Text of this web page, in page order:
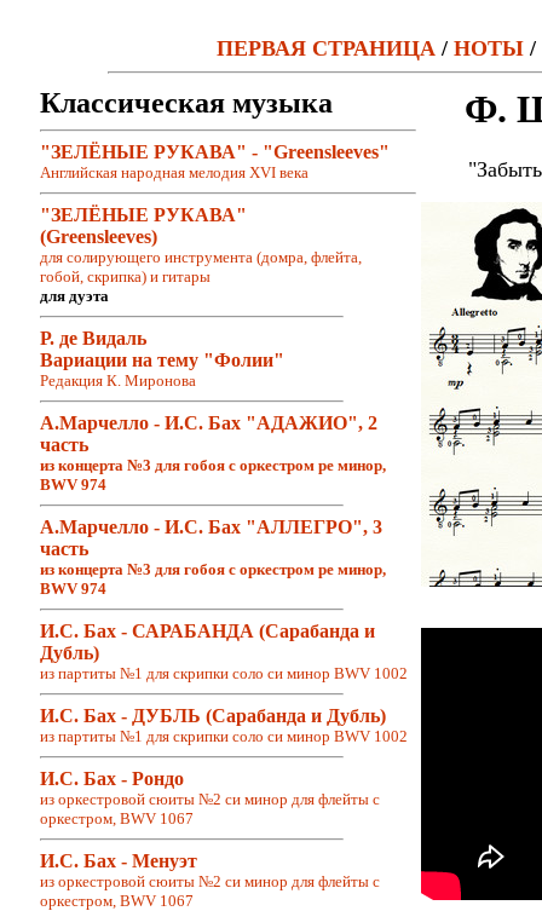
ПЕРВАЯ СТРАНИЦА/ НОТЫ/
Классическая музыка
"ЗЕЛЁНЫЕ РУКАВА" - "Greensleeves"
Английская народная мелодия XVI века
"ЗЕЛЁНЫЕ РУКАВА"
(Greensleeves)
для солирующего инструмента (домра, флейта,
гобой, скрипка) и гитары
для дуэта
Р. де Видаль
Вариации на тему "Фолии"
Редакция К. Миронова
А.Марчелло - И.С. Бах "АДАЖИО", 2
часть
из концерта №3 для гобоя с оркестром ре минор,
BWV 974
А.Марчелло - И.С. Бах "АЛЛЕГРО", 3
часть
из концерта №3 для гобоя с оркестром ре минор,
BWV 974
И.С. Бах - САРАБАНДА (Сарабанда и
Дубль)
из партиты №1 для скрипки соло си минор BWV 1002
И.С. Бах - ДУБЛЬ (Сарабанда и Дубль)
из партиты №1 для скрипки соло си минор BWV 1002
И.С. Бах - Рондо
из оркестровой сюиты №2 си минор для флейты с
оркестром, BWV 1067
И.С. Бах - Менуэт
из оркестровой сюиты №2 си минор для флейты с
оркестром, BWV 1067
Ф.